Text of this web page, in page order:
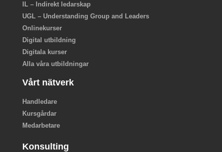
IL – Indirekt ledarskap
UGL – Understanding Group and Leaders
Onlinekurser
Digital utbildning
Digitala kurser
Alla våra utbildningar
Vårt nätverk
Handledare
Kursgårdar
Medarbetare
Konsulting